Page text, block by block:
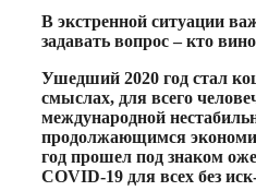
Print
В экстренной ситуации
задавать вопрос – кто
Ушедший 2020 год стал
смыслах, для всего
международной
продолжающимся
год прошел под знаком
COVID-19 для всех без